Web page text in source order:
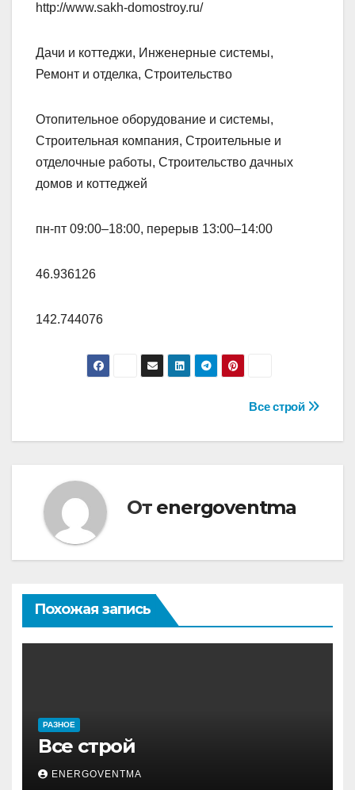
http://www.sakh-domostroy.ru/
Дачи и коттеджи, Инженерные системы,
Ремонт и отделка, Строительство
Отопительное оборудование и системы,
Строительная компания, Строительные и
отделочные работы, Строительство дачных
домов и коттеджей
пн-пт 09:00–18:00, перерыв 13:00–14:00
46.936126
142.744076
по
записям
Все строй
От energoventma
Похожая запись
РАЗНОЕ
Все строй
ENERGOVENTMA